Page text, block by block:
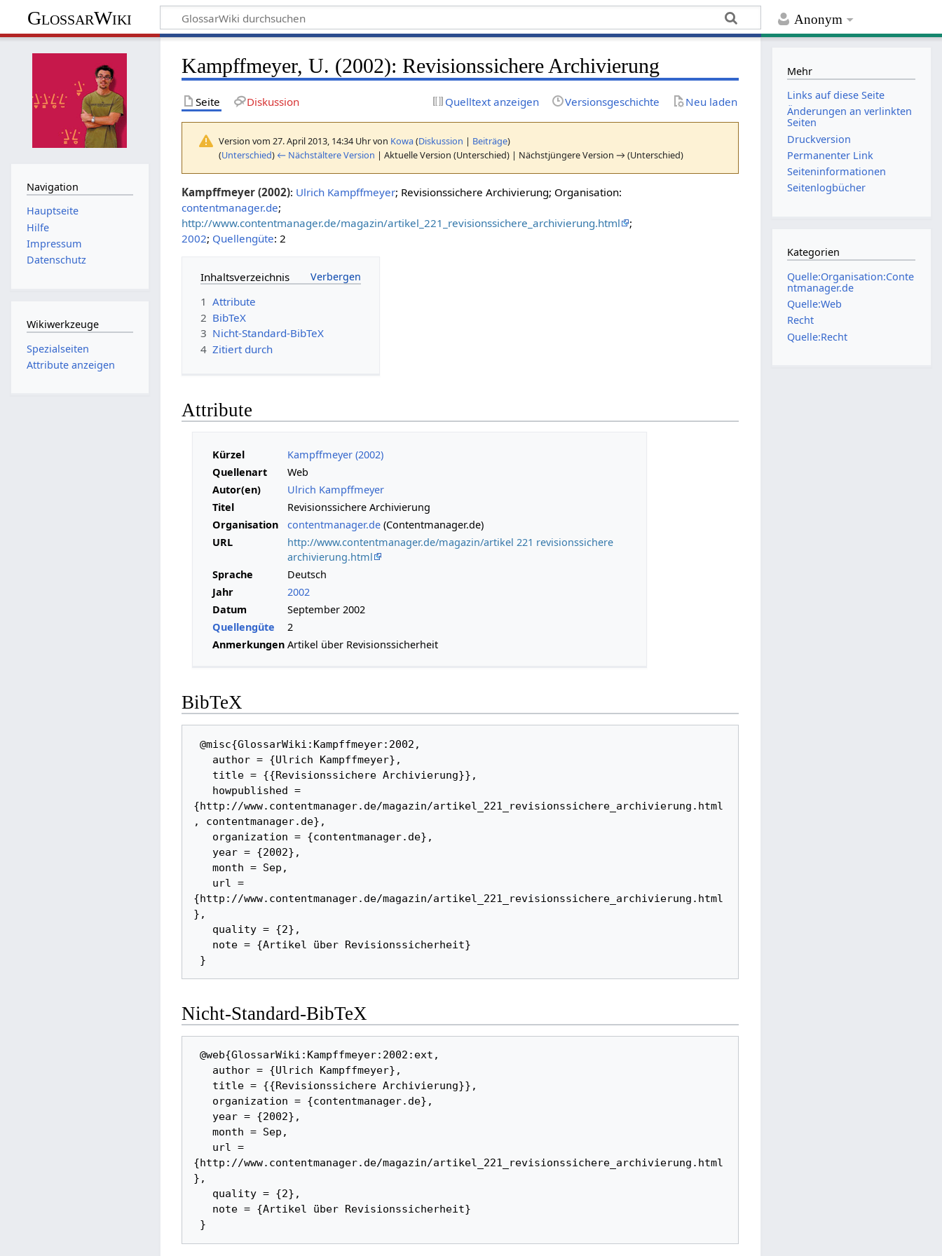
Anonym
GlossarWiki
Kampffmeyer, U. (2002): Revisionssichere Archivierung
Seite Diskussion Quelltext anzeigen Versionsgeschichte Neu laden
Version vom 27. April 2013, 14:34 Uhr von Kowa(Diskussion | Beiträge)
(Unterschied) ← Nächstältere Version | Aktuelle Version (Unterschied) | Nächstjüngere Version → (Unterschied)
Kampffmeyer (2002): Ulrich Kampffmeyer; Revisionssichere Archivierung; Organisation:
contentmanager.de;
http://www.contentmanager.de/magazin/artikel_221_revisionssichere_archivierung.html
;
2002; Quellengüte: 2
Inhaltsverzeichnis
1 Attribute
2 BibTeX
3 Nicht-Standard-BibTeX
4 Zitiert durch
Attribute
Kürzel
Kampffmeyer (2002)
Quellenart
Web
Autor(en)
Ulrich Kampffmeyer
Titel
Revisionssichere Archivierung
Organisation
contentmanager.de(Contentmanager.de)
URL
http://www.contentmanager.de/magazin/artikel 221 revisionssichere
archivierung.html
Sprache
Deutsch
Jahr
2002
Datum
September 2002
Quellengüte
2
Anmerkungen Artikel über Revisionssicherheit
BibTeX
{http://www.contentmanager.de/magazin/artikel_221_revisionssichere_archivierung.html
, contentmanager.de},
{http://www.contentmanager.de/magazin/artikel_221_revisionssichere_archivierung.html
},
Nicht-Standard-BibTeX
{http://www.contentmanager.de/magazin/artikel_221_revisionssichere_archivierung.html
},
Navigation
Hauptseite
Hilfe
Impressum
Datenschutz
Wikiwerkzeuge
Spezialseiten
Attribute anzeigen
Mehr
Links auf diese Seite
Änderungen an verlinkten
Seiten
Druckversion
Permanenter Link
Seiten­­informationen
Seitenlogbücher
Kategorien
Quelle:Organisation:Conte
ntmanager.de
Quelle:Web
Recht
Quelle:Recht